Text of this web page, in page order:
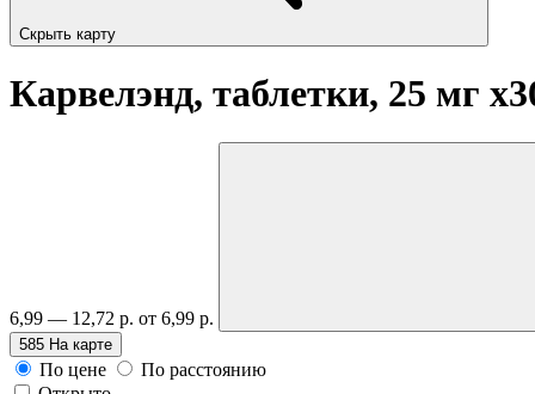
Скрыть карту
Карвелэнд, таблетки, 25 мг
6,99 — 12,72 р. от 6,99 р.
585 На карте
По цене
По расстоянию